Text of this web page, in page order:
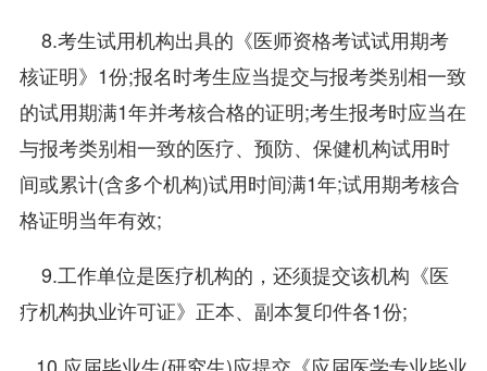
8.考生试用机构出具的《医师资格考试试用期考
核证明》1份;报名时考生应当提交与报考类别相一致
的试用期满1年并考核合格的证明;考生报考时应当在
与报考类别相一致的医疗、预防、保健机构试用时
间或累计(含多个机构)试用时间满1年;试用期考核合
格证明当年有效;
9.工作单位是医疗机构的，还须提交该机构《医
疗机构执业许可证》正本、副本复印件各1份;